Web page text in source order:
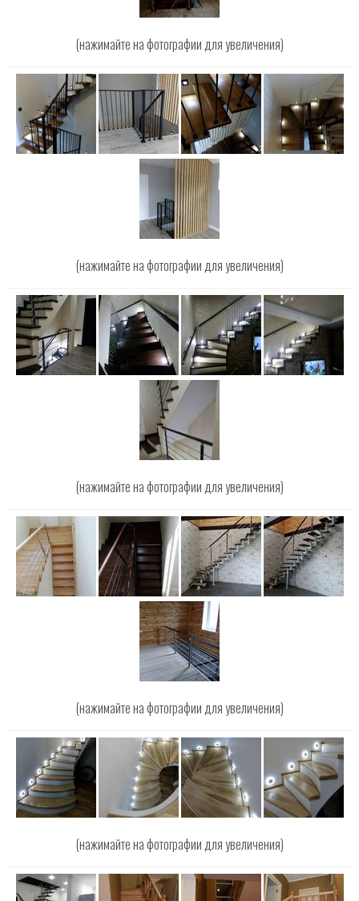
(нажимайте на фотографии для увеличения)
(нажимайте на фотографии для увеличения)
(нажимайте на фотографии для увеличения)
(нажимайте на фотографии для увеличения)
(нажимайте на фотографии для увеличения)